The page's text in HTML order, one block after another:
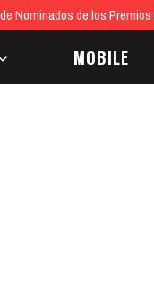
Nominados de los
MOBILE